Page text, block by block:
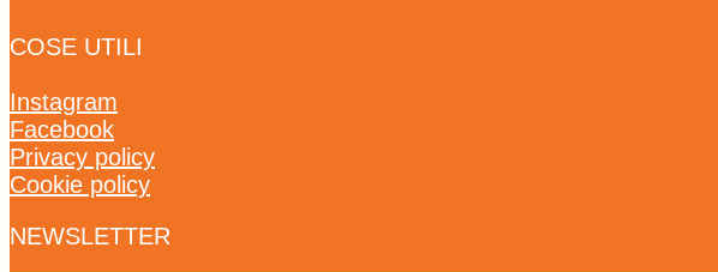
COSE UTILI
Instagram
Facebook
Privacy policy
Cookie policy
NEWSLETTER